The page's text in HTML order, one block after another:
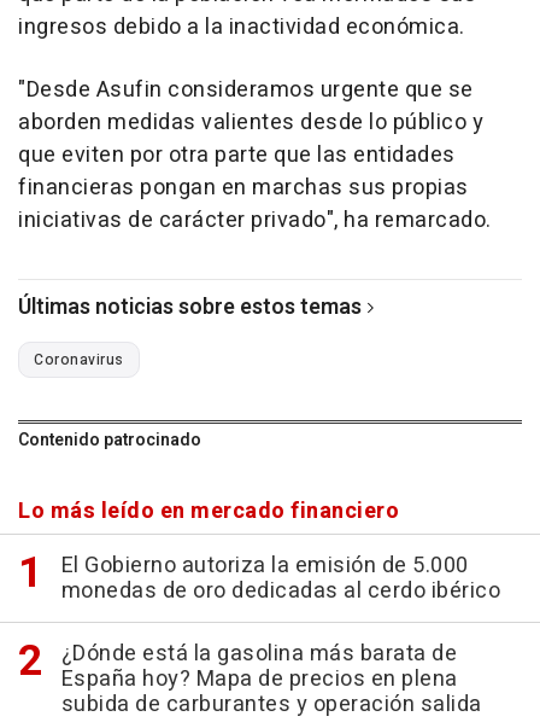
ingresos debido a la inactividad económica.
"Desde Asufin consideramos urgente que se
aborden medidas valientes desde lo público y
que eviten por otra parte que las entidades
financieras pongan en marchas sus propias
iniciativas de carácter privado", ha remarcado.
Últimas noticias sobre estos temas
Coronavirus
Contenido patrocinado
Lo más leído en mercado financiero
El Gobierno autoriza la emisión de 5.000
monedas de oro dedicadas al cerdo ibérico
¿Dónde está la gasolina más barata de
España hoy? Mapa de precios en plena
subida de carburantes y operación salida